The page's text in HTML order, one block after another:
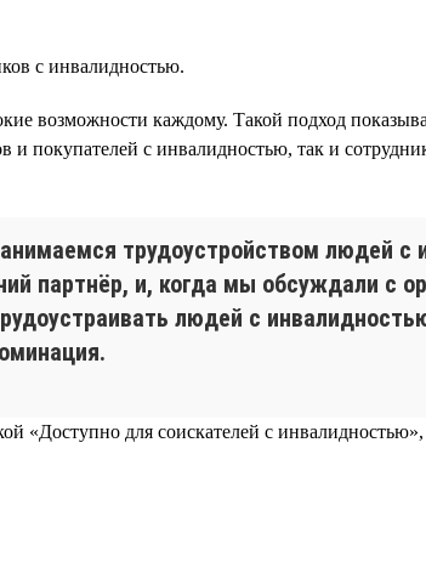
с инвалидностью.
возможности каждому. Такой подход
покупателей с инвалидностью, так и
трудоустройством людей с
партнёр, и, когда мы обсуждали с
людей с
«Доступно для соискателей с